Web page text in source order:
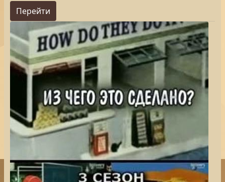
Перейти